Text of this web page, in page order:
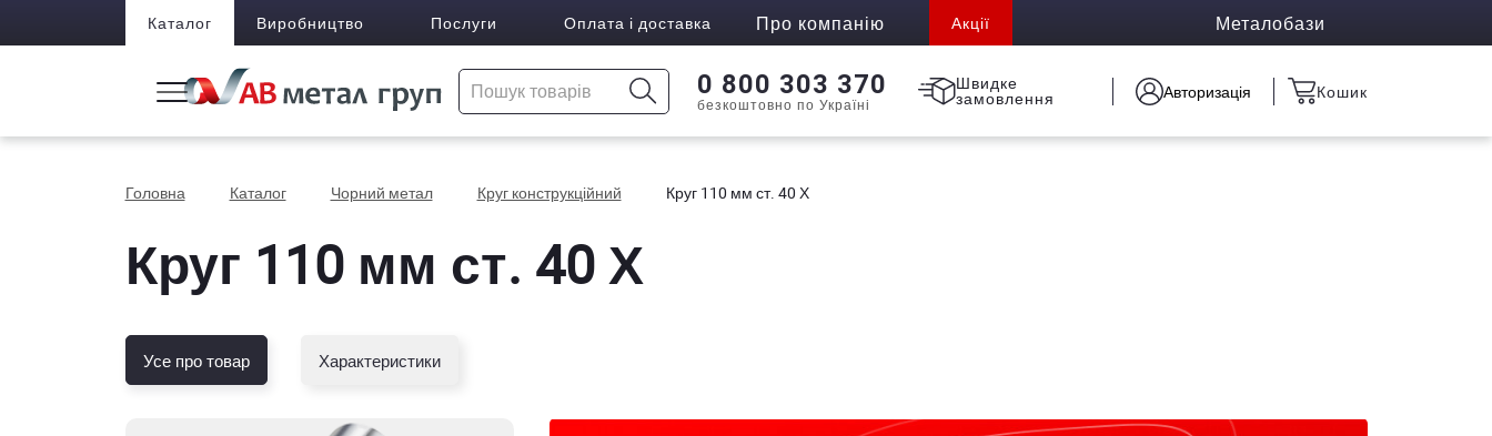
Каталог Виробництво Послуги Оплата і доставка Про компанію Акції Металобази
0 800 303 370
безкоштовно по Україні
Швидке
замовлення Авторизація Кошик
Головна Каталог Чорний метал Круг конструкційний Круг 110 мм ст. 40 Х
Круг 110 мм ст. 40 Х
Усе про товар Характеристики